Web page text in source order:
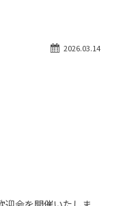
自動車保険2026.03.14